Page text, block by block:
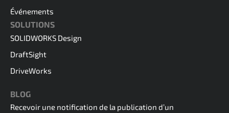
Événements
SOLUTIONS
SOLIDWORKS Design
DraftSight
DriveWorks
BLOG
Recevoir une notification de la publication d’un